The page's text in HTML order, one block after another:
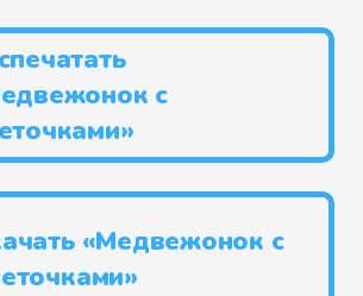
с
«Медвежонок с